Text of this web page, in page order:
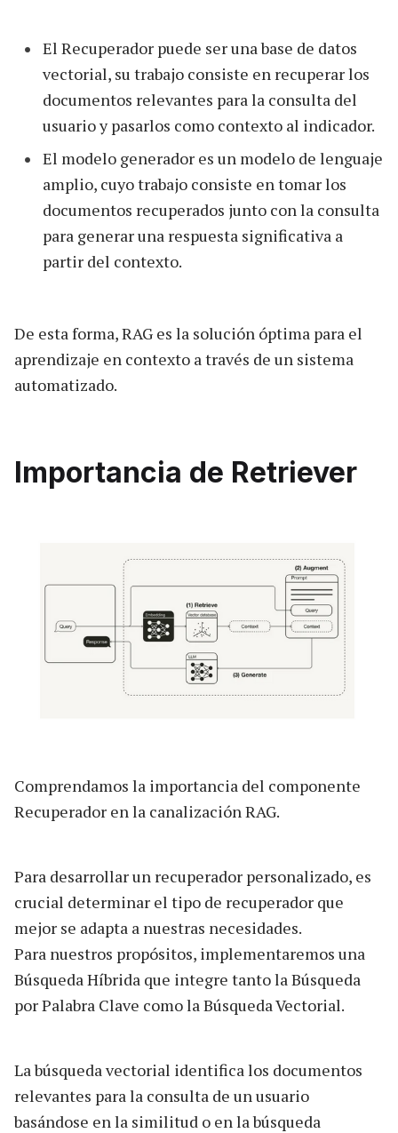
El Recuperador puede ser una base de datos
vectorial, su trabajo consiste en recuperar los
documentos relevantes para la consulta del
usuario y pasarlos como contexto al indicador.
El modelo generador es un modelo de lenguaje
amplio, cuyo trabajo consiste en tomar los
documentos recuperados junto con la consulta
para generar una respuesta significativa a
partir del contexto.
De esta forma, RAG es la solución óptima para el
aprendizaje en contexto a través de un sistema
automatizado.
Importancia de Retriever
Comprendamos la importancia del componente
Recuperador en la canalización RAG.
Para desarrollar un recuperador personalizado, es
crucial determinar el tipo de recuperador que
mejor se adapta a nuestras necesidades.
Para nuestros propósitos, implementaremos una
Búsqueda Híbrida que integre tanto la Búsqueda
por Palabra Clave como la Búsqueda Vectorial.
La búsqueda vectorial identifica los documentos
relevantes para la consulta de un usuario
basándose en la similitud o en la búsqueda